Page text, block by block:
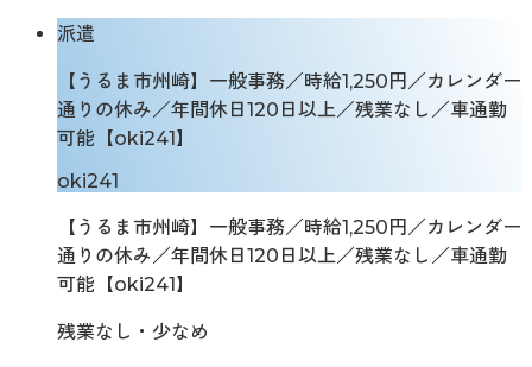
派遣
【うるま市州崎】一般事務／時給1,250円／カレンダー
通りの休み／年間休日120日以上／残業なし／車通勤
可能【oki241】
oki241
【うるま市州崎】一般事務／時給1,250円／カレンダー
通りの休み／年間休日120日以上／残業なし／車通勤
可能【oki241】
残業なし・少なめ